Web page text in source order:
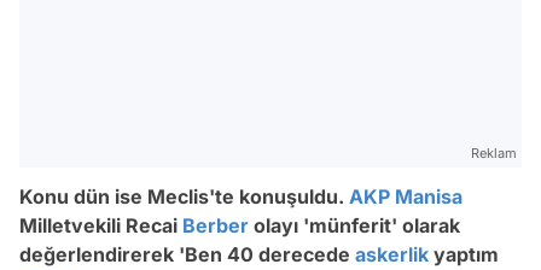
Reklam
Konu dün ise Meclis'te konuşuldu. AKP Manisa
Milletvekili Recai Berber olayı 'münferit' olarak
değerlendirerek 'Ben 40 derecede askerlik yaptım